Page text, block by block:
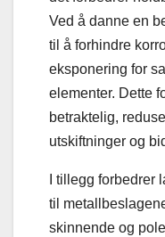
Ved å danne en
til å forhindre
eksponering for
elementer. Dette
betraktelig,
utskiftninger og
I tillegg forbedrer
til
skinnende og